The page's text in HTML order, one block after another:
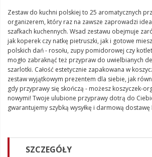
Zestaw do kuchni polskiej to 25 aromatycznych
organizerem, który raz na zawsze zaprowadzi
szafkach kuchennych. Wsad zestawu obejmuje
jak koperek czy natkę pietruszki, jak i gotowe
polskich dań - rosołu, zupy pomidorowej czy
mogło zabraknąć też przypraw do uwielbianych
szarlotki. Całość estetycznie zapakowana w
zestaw wyjątkowym prezentem dla siebie, jak
gdy przyprawy się skończą - możesz koszyczek-
nowymi! Twoje ulubione przyprawy dotrą do
gwarantujemy szybką wysyłkę i darmową dostawę
SZCZEGÓŁY